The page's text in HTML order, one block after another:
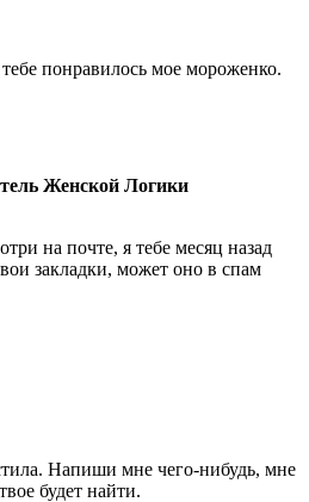
понравилось мое мороженко.
Женской Логики
на почте, я тебе месяц назад
закладки, может оно в спам
Напиши мне чего-нибудь, мне
будет найти.